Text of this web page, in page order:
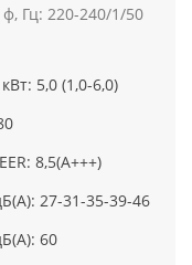
Гц: 220-240/1/50
5,0 (1,0-6,0)
8,5(А+++)
27-31-35-39-46
60